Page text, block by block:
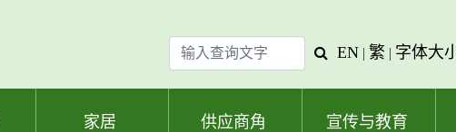
输
入
查
查
字
EN | 繁 | 字体大
家居 供应商角 宣传与教育